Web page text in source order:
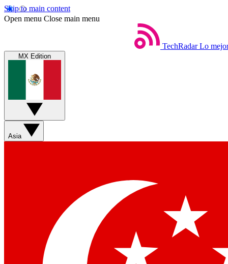
Skip to main content
Open menu Close main menu
TechRadar Lo
MX Edition
Asia